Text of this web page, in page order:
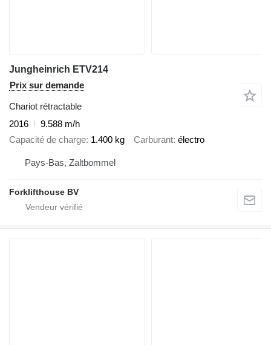
Jungheinrich ETV214
Prix sur demande
Chariot rétractable
2016
9.588 m/h
Capacité de charge 1.400 kg Carburant électro
Pays-Bas, Zaltbommel
Forklifthouse BV